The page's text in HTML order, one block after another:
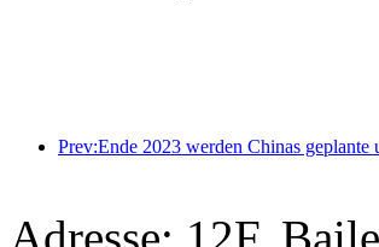
Adresse: 12F,